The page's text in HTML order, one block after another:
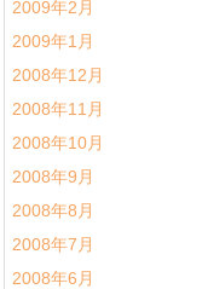
2009年2月
2009年1月
2008年12月
2008年11月
2008年10月
2008年9月
2008年8月
2008年7月
2008年6月